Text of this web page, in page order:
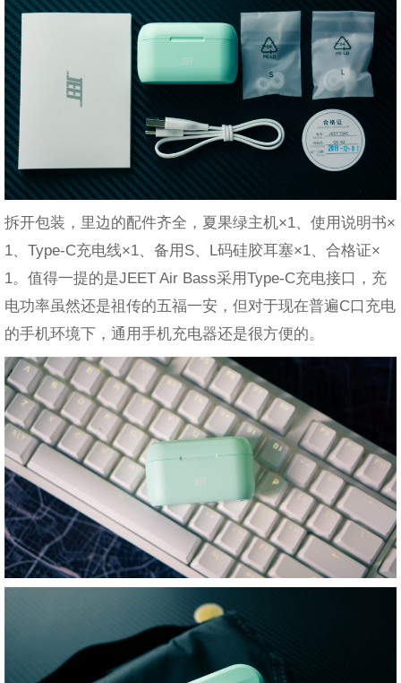
拆开包装，里边的配件齐全，夏果绿主机×1、使用说明书×
1、Type-C充电线×1、备用S、L码硅胶耳塞×1、合格证×
1。值得一提的是JEET Air Bass采用Type-C充电接口，充
电功率虽然还是祖传的五福一安，但对于现在普遍C口充电
的手机环境下，通用手机充电器还是很方便的。